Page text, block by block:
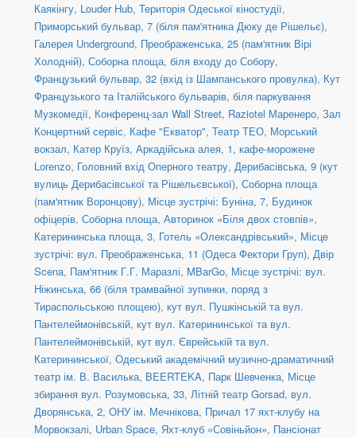
Каякінгу, Louder Hub, Територія Одеської кіностудії,
Приморський бульвар, 7 (біля пам'ятника Дюку де Рішельє),
Галерея Underground, Преображенська, 25 (пам'ятник Вірі
Холодній), Соборна площа, біля входу до Собору,
Французький бульвар, 32 (вхід із Шампанського провулка), Кут
Французького та Італійського бульварів, біля паркування
Музкомедії, Конференц-зал Wall Street, Raziotel Маренеро, Зал
Концертний сервіс, Кафе "Екватор", Театр ТЕО, Морський
вокзал, Катер Круїз, Аркадійська алея, 1, кафе-морожене
Lorenzo, Головний вхід Оперного театру, Дерибасівська, 9 (кут
вулиць Дерибасівської та Рішельєвської), Соборна площа
(пам'ятник Воронцову), Місце зустрічі: Буніна, 7, Будинок
офіцерів, Соборна площа, Авторинок «Біля двох стовпів»,
Катерининська площа, 3, Готель «Олександрівський», Місце
зустрічі: вул. Преображенська, 11 (Одеса Фектори Груп), Двір
Scena, Пам'ятник Г.Г. Маразлі, MBarGo, Місце зустрічі: вул.
Ніжинська, 66 (біля трамвайної зупинки, поряд з
Тираспольською площею), кут вул. Пушкінській та вул.
Пантелеймонівській, кут вул. Катерининської та вул.
Пантелеймонівській, кут вул. Єврейській та вул.
Катерининської, Одеський академічний музично-драматичний
театр ім. В. Василька, BEERTEKA, Парк Шевченка, Місце
збирання вул. Розумовська, 33, Літній театр Gorsad, вул.
Дворянська, 2, ОНУ ім. Мечнікова, Причал 17 яхт-клубу на
Морвокзалі, Urban Space, Яхт-клуб «Совіньйон», Пансіонат